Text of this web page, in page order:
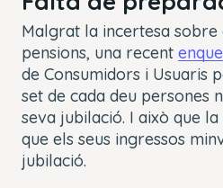
Malgrat la incertesa
pensions, una recent
de Consumidors i Usuaris
set de cada deu persones
seva jubilació. I això que
que els seus ingressos
jubilació.